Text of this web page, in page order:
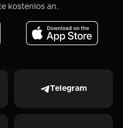
kostenlos an.
Telegram